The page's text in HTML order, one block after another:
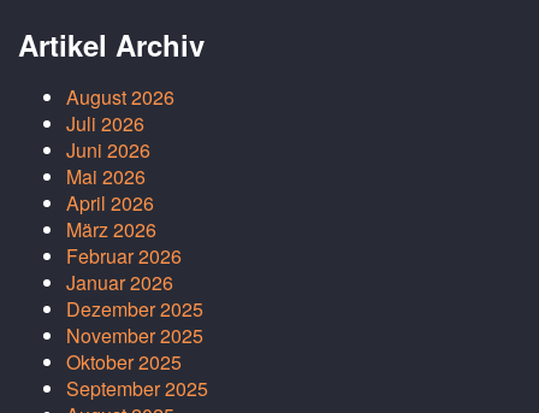
Artikel Archiv
August 2026
Juli 2026
Juni 2026
Mai 2026
April 2026
März 2026
Februar 2026
Januar 2026
Dezember 2025
November 2025
Oktober 2025
September 2025